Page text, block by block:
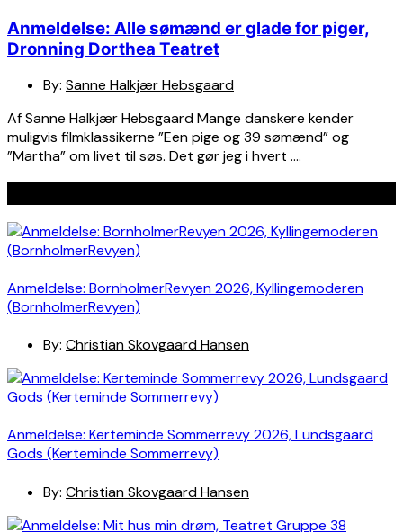
Anmeldelse: Alle sømænd er glade for piger,
Dronning Dorthea Teatret
By: Sanne Halkjær Hebsgaard
Af Sanne Halkjær Hebsgaard Mange danskere kender
muligvis filmklassikerne ”Een pige og 39 sømænd” og
”Martha” om livet til søs. Det gør jeg i hvert ….
Anmeldelse: BornholmerRevyen 2026, Kyllingemoderen
(BornholmerRevyen)
By: Christian Skovgaard Hansen
Anmeldelse: Kerteminde Sommerrevy 2026, Lundsgaard
Gods (Kerteminde Sommerrevy)
By: Christian Skovgaard Hansen